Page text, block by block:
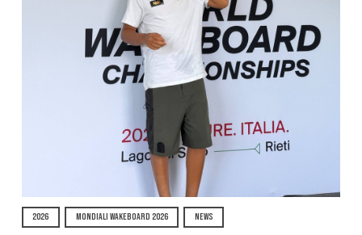
2026 MONDIALI WAKEBOARD 2026 NEWS